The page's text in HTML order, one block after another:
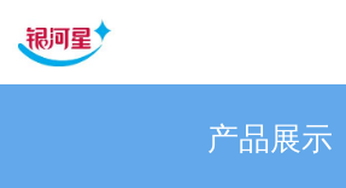
产品展示